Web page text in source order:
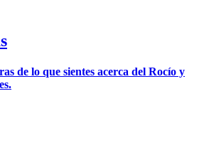
de lo que sientes acerca del Rocío y